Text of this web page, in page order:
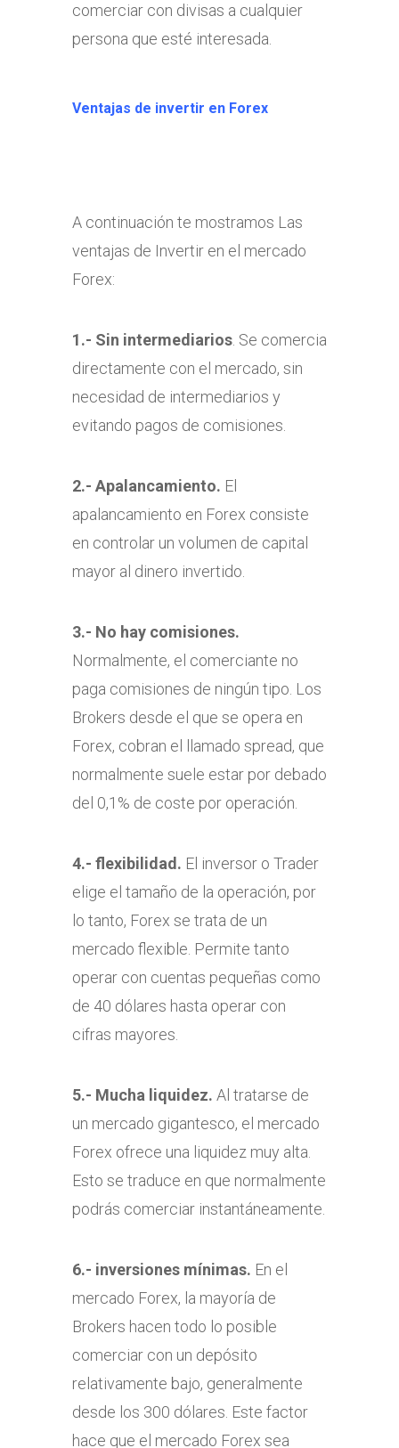
comerciar con divisas a cualquier
persona que esté interesada.
Ventajas de invertir en Forex
A continuación te mostramos Las
ventajas de Invertir en el mercado
Forex:
1.- Sin intermediarios. Se comercia
directamente con el mercado, sin
necesidad de intermediarios y
evitando pagos de comisiones.
2.- Apalancamiento. El
apalancamiento en Forex consiste
en controlar un volumen de capital
mayor al dinero invertido.
3.- No hay comisiones.
Normalmente, el comerciante no
paga comisiones de ningún tipo. Los
Brokers desde el que se opera en
Forex, cobran el llamado spread, que
normalmente suele estar por debado
del 0,1% de coste por operación.
4.- flexibilidad. El inversor o Trader
elige el tamaño de la operación, por
lo tanto, Forex se trata de un
mercado flexible. Permite tanto
operar con cuentas pequeñas como
de 40 dólares hasta operar con
cifras mayores.
5.- Mucha liquidez. Al tratarse de
un mercado gigantesco, el mercado
Forex ofrece una liquidez muy alta.
Esto se traduce en que normalmente
podrás comerciar instantáneamente.
6.- inversiones mínimas. En el
mercado Forex, la mayoría de
Brokers hacen todo lo posible
comerciar con un depósito
relativamente bajo, generalmente
desde los 300 dólares. Este factor
hace que el mercado Forex sea